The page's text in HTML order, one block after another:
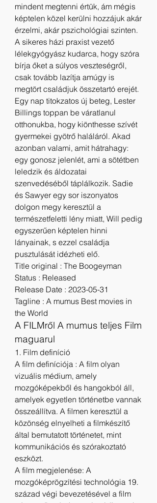
mindent megtenni értük, ám mégis
képtelen közel kerülni hozzájuk akár
érzelmi, akár pszichológiai szinten.
A sikeres házi praxist vezető
lélekgyógyász kudarca, hogy szóra
bírja őket a súlyos veszteségről,
csak tovább lazítja amúgy is
megtört családjuk összetartó erejét.
Egy nap titokzatos új beteg, Lester
Billings toppan be váratlanul
otthonukba, hogy kiönthesse szívét
gyermekei gyötrő haláláról. Akad
azonban valami, amit hátrahagy:
egy gonosz jelenlét, ami a sötétben
leledzik és áldozatai
szenvedéséből táplálkozik. Sadie
és Sawyer egy sor iszonyatos
dolgon megy keresztül a
természetfeletti lény miatt, Will pedig
egyszerűen képtelen hinni
lányainak, s ezzel családja
pusztulását idézheti elő.
Title original : The Boogeyman
Status : Released
Release Date : 2023-05-31
Tagline : A mumus Best movies in
the World
A FILMről A mumus teljes Film
maguarul
1. Film definíció
A film definíciója : A film olyan
vizuális médium, amely
mozgóképekből és hangokból áll,
amelyek egyetlen történetbe vannak
összeállítva. A filmen keresztül a
közönség elnyelheti a filmkészítő
által bemutatott történetet, mint
kommunikációs és szórakoztató
eszközt.
A film megjelenése: A
mozgóképrögzítési technológia 19.
század végi bevezetésével a film